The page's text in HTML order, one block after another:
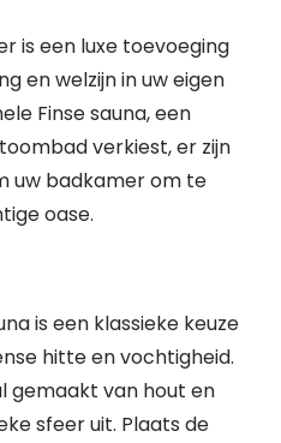
is een luxe toevoeging
en welzijn in uw eigen
Finse sauna, een
verkiest, er zijn
uw badkamer om te
oase.
is een klassieke keuze
hitte en vochtigheid.
gemaakt van hout en
sfeer uit. Plaats de